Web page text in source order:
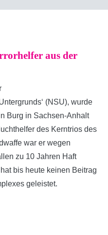
aus der
(NSU), wurde
Burg in Sachsen-Anhalt
des Kerntrios des
war er wegen
zu 10 Jahren Haft
bis heute keinen Beitrag
geleistet.